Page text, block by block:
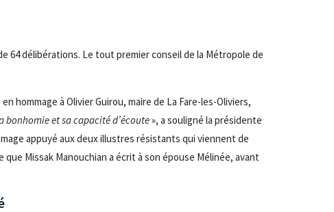
64 délibérations. Le tout premier conseil de la Métropole de
hommage à Olivier Guirou, maire de La Fare-les-Oliviers,
bonhomie et sa capacité d’écoute», a souligné la présidente
appuyé aux deux illustres résistants qui viennent de
Missak Manouchian a écrit à son épouse Mélinée, avant